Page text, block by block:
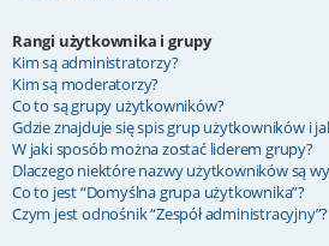
Rangi użytkownika i grupy
Kim są administratorzy?
Kim są moderatorzy?
Co to są grupy użytkowników?
Gdzie znajduje się spis grup użytkowników i
W jaki sposób można zostać liderem grupy?
Dlaczego niektóre nazwy użytkowników są
Co to jest “Domyślna grupa użytkownika”?
Czym jest odnośnik “Zespół administracyjny”?